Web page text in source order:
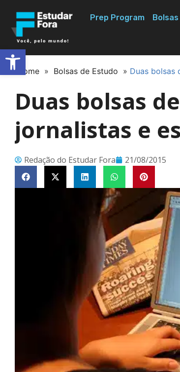
Prep Program Bolsas
Home » Bolsas de Estudo » Duas bolsas
Duas bolsas
jornalistas e
Redação do Estudar Fora 21/08/2015
Abrir a barra de ferramentas